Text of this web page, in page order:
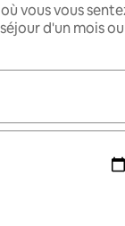
vous vous
d'un mois ou
utilisez les